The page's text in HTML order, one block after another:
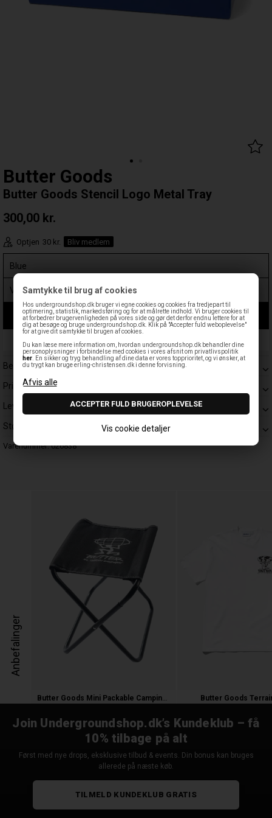
Samtykke til brug af cookies
Hos undergroundshop.dk bruger vi egne cookies og cookies fra tredjepart til
optimering, statistik, markedsføring og for at målrette indhold. Vi bruger cookies til
at forbedrer brugervenligheden på vores side og gør det derfor endnu lettere for at
dig at besøge og bruge undergroundshop.dk. Klik på "Accepter fuld weboplevelse"
for at give dit samtykke til brugen af cookies.
Du kan læse mere information om, hvordan undergroundshop.dk behandler dine
personoplysninger i forbindelse med cookies i vores afsnit om privatlivspolitik
her . En sikker og tryg behandling af dine data er vores topprioritet, og vi ønsker, at
du trygt kan bruge erling-christensen.dk i denne forvisning.
Vis cookie detaljer
Butter Goods
Butter Goods Stencil Logo Metal Tray
300,00 kr.
Optjen 30 kr. Bliv medlem
LÆG I KURV
Leveringstid: 1-3 hverdage
Beskrivelse
Prisgaranti
Levering
Størrelsesguide
Varenummer:026838
Anbefalinger
Butter Goods Mini Packable Camping Chair
Butter Goods
Join Undergroundshop.dk’s Kundeklub – få
10% tilbage på alt
Først med nye drops, eksklusive tilbud & events. Din bonus kan bruges
allerede på næste køb.
TILMELD KUNDEKLUB GRATIS